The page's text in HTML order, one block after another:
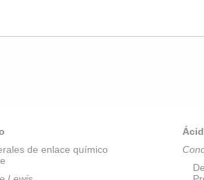
de enlace químico